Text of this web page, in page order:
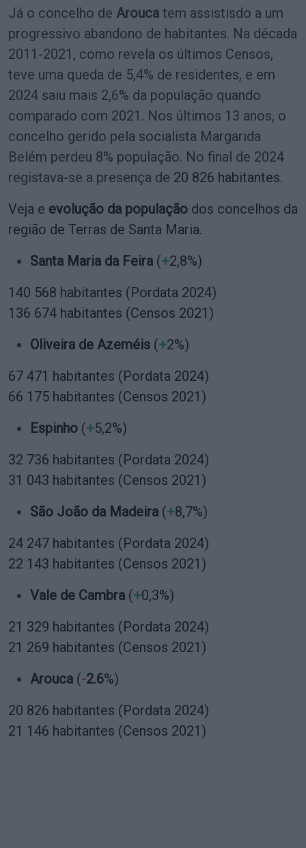
Já o concelho de Arouca tem assistisdo a um
progressivo abandono de habitantes. Na década
2011-2021, como revela os últimos Censos,
teve uma queda de 5,4% de residentes, e em
2024 saiu mais 2,6% da população quando
comparado com 2021. Nos últimos 13 anos, o
concelho gerido pela socialista Margarida
Belém perdeu 8% população. No final de 2024
registava-se a presença de 20 826 habitantes.
Veja e evolução da população dos concelhos da
região de Terras de Santa Maria.
Santa Maria da Feira (+2,8%)
140 568 habitantes (Pordata 2024)
136 674 habitantes (Censos 2021)
Oliveira de Azeméis (+2%)
67 471 habitantes (Pordata 2024)
66 175 habitantes (Censos 2021)
Espinho (+5,2%)
32 736 habitantes (Pordata 2024)
31 043 habitantes (Censos 2021)
São João da Madeira (+8,7%)
24 247 habitantes (Pordata 2024)
22 143 habitantes (Censos 2021)
Vale de Cambra (+0,3%)
21 329 habitantes (Pordata 2024)
21 269 habitantes (Censos 2021)
Arouca (-2.6%)
20 826 habitantes (Pordata 2024)
21 146 habitantes (Censos 2021)